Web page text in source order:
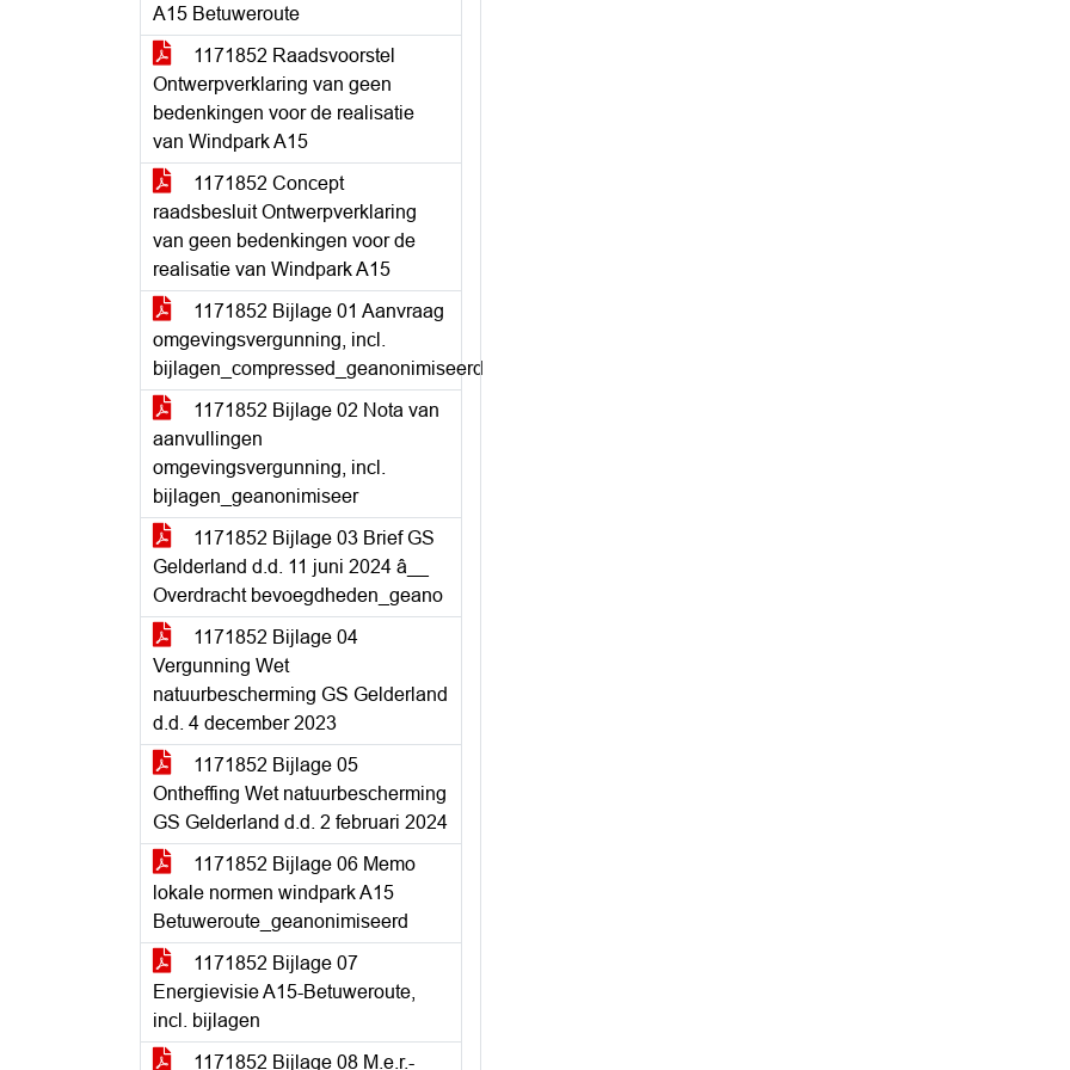
A15 Betuweroute
1171852 Raadsvoorstel
Ontwerpverklaring van geen
bedenkingen voor de realisatie
van Windpark A15
1171852 Concept
raadsbesluit Ontwerpverklaring
van geen bedenkingen voor de
realisatie van Windpark A15
1171852 Bijlage 01 Aanvraag
omgevingsvergunning, incl.
bijlagen_compressed_geanonimiseerd
1171852 Bijlage 02 Nota van
aanvullingen
omgevingsvergunning, incl.
bijlagen_geanonimiseer
1171852 Bijlage 03 Brief GS
Gelderland d.d. 11 juni 2024 â__
Overdracht bevoegdheden_geano
1171852 Bijlage 04
Vergunning Wet
natuurbescherming GS Gelderland
d.d. 4 december 2023
1171852 Bijlage 05
Ontheffing Wet natuurbescherming
GS Gelderland d.d. 2 februari 2024
1171852 Bijlage 06 Memo
lokale normen windpark A15
Betuweroute_geanonimiseerd
1171852 Bijlage 07
Energievisie A15-Betuweroute,
incl. bijlagen
1171852 Bijlage 08 M.e.r.-